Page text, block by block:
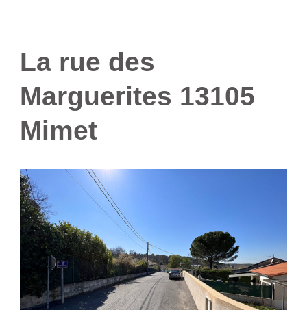
La rue des
Marguerites 13105
Mimet